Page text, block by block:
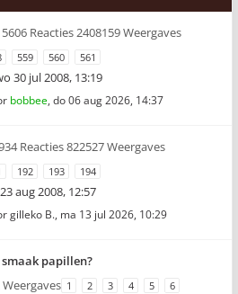
5606 Reacties 2408159 Weergaves
559 560 561
30 jul 2008, 13:19
bobbee, do 06 aug 2026, 14:37
Reacties 822527 Weergaves
192 193 194
aug 2008, 12:57
gilleko B., ma 13 jul 2026, 10:29
papillen?
Weergaves 1 2 3 4 5 6